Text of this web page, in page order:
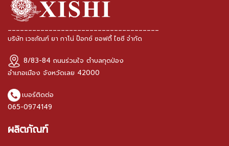
บริษัท เวชภัณฑ์ ยา กาโน่ ป็อกซ์ ซอฟตี้ ไซซี จำกัด
8/83-84 ถนนร่วมใจ ตำบลกุดป่อง
อำเภอเมือง จังหวัดเลย 42000
เบอร์ติดต่อ
065-0974149
ผลิตภัณฑ์